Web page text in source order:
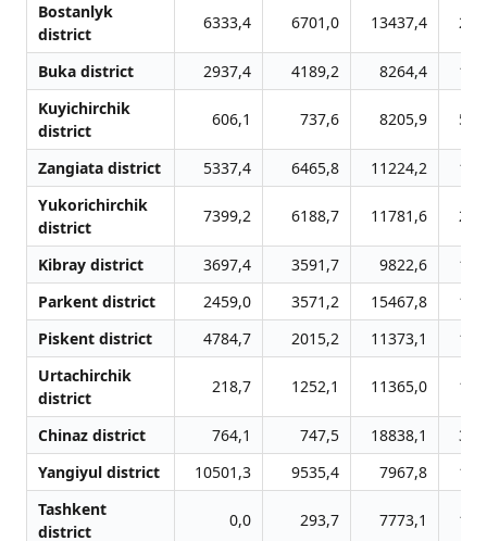
Bostanlyk
district
6333,4 6701,0 13437,4
Buka district 2937,4 4189,2 8264,4
Kuyichirchik
district
606,1 737,6 8205,9
Zangiata district 5337,4 6465,8 11224,2
Yukorichirchik
district
7399,2 6188,7 11781,6
Kibray district 3697,4 3591,7 9822,6
Parkent district
2459,0 3571,2 15467,8
Piskent district
4784,7 2015,2 11373,1
Urtachirchik
district
218,7 1252,1 11365,0
Chinaz district 764,1 747,5 18838,1
Yangiyul district
10501,3 9535,4 7967,8
Tashkent
district
0,0 293,7 7773,1